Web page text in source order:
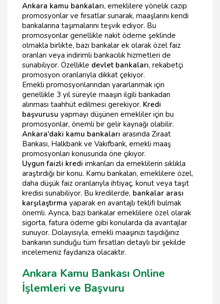
Ankara kamu bankaları, emeklilere yönelik cazip
promosyonlar ve fırsatlar sunarak, maaşlarını kendi
bankalarına taşımalarını teşvik ediyor. Bu
promosyonlar genellikle nakit ödeme şeklinde
olmakla birlikte, bazı bankalar ek olarak özel faiz
oranları veya indirimli bankacılık hizmetleri de
sunabiliyor. Özellikle devlet bankaları, rekabetçi
promosyon oranlarıyla dikkat çekiyor.
Emekli promosyonlarından yararlanmak için
genellikle 3 yıl süreyle maaşın ilgili bankadan
alınması taahhüt edilmesi gerekiyor. Kredi
başvurusu yapmayı düşünen emekliler için bu
promosyonlar, önemli bir gelir kaynağı olabilir.
Ankara'daki kamu bankaları arasında Ziraat
Bankası, Halkbank ve Vakıfbank, emekli maaş
promosyonları konusunda öne çıkıyor.
Uygun faizli kredi imkanları da emeklilerin sıklıkla
araştırdığı bir konu. Kamu bankaları, emeklilere özel,
daha düşük faiz oranlarıyla ihtiyaç, konut veya taşıt
kredisi sunabiliyor. Bu kredilerde, bankalar arası
karşılaştırma yaparak en avantajlı teklifi bulmak
önemli. Ayrıca, bazı bankalar emeklilere özel olarak
sigorta, fatura ödeme gibi konularda da avantajlar
sunuyor. Dolayısıyla, emekli maaşınızı taşıdığınız
bankanın sunduğu tüm fırsatları detaylı bir şekilde
incelemeniz faydanıza olacaktır.
Ankara Kamu Bankası Online
İşlemleri ve Başvuru